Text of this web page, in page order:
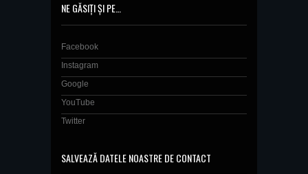
NE GĂSIȚI ȘI PE…
Facebook
Instagram
Google
YouTube
Twitter
SALVEAZĂ DATELE NOASTRE DE CONTACT